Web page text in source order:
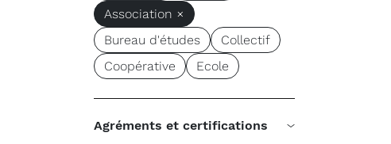
Association ×
Bureau d'études
Collectif
Coopérative
Ecole
Agréments et certifications